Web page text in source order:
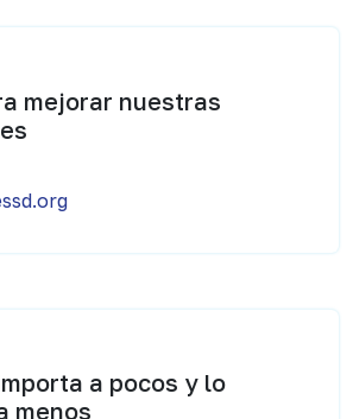
mejorar nuestras
a pocos y lo
menos